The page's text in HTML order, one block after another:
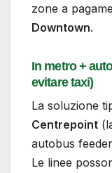
zone a
Downtown.
In metro +
evitare taxi)
La soluzione
Centrepoint
autobus
Le linee